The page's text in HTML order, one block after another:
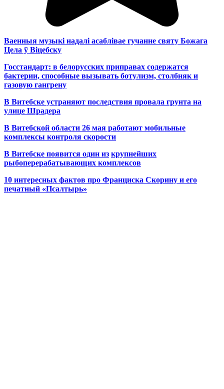
Ваенныя музыкі надалі асаблівае гучанне святу Божага
Цела ў Віцебску
Госстандарт: в белорусских приправах содержатся
бактерии, способные вызывать ботулизм, столбняк и
газовую гангрену
В Витебске устраняют последствия провала грунта на
улице Шрадера
В Витебской области 26 мая работают мобильные
комплексы контроля скорости
В Витебске появится один из крупнейших
рыбоперерабатывающих комплексов
10 интересных фактов про Франциска Скорину и его
печатный «Псалтырь»